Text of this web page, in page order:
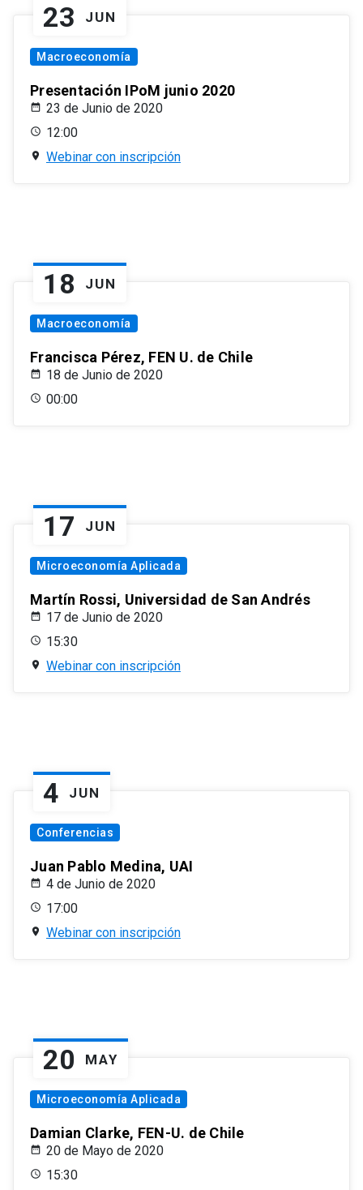
23 JUN
Macroeconomía
Presentación IPoM junio 2020
23 de Junio de 2020
12:00
Webinar con inscripción
18 JUN
Macroeconomía
Francisca Pérez, FEN U. de Chile
18 de Junio de 2020
00:00
17 JUN
Microeconomía Aplicada
Martín Rossi, Universidad de San Andrés
17 de Junio de 2020
15:30
Webinar con inscripción
4 JUN
Conferencias
Juan Pablo Medina, UAI
4 de Junio de 2020
17:00
Webinar con inscripción
20 MAY
Microeconomía Aplicada
Damian Clarke, FEN-U. de Chile
20 de Mayo de 2020
15:30